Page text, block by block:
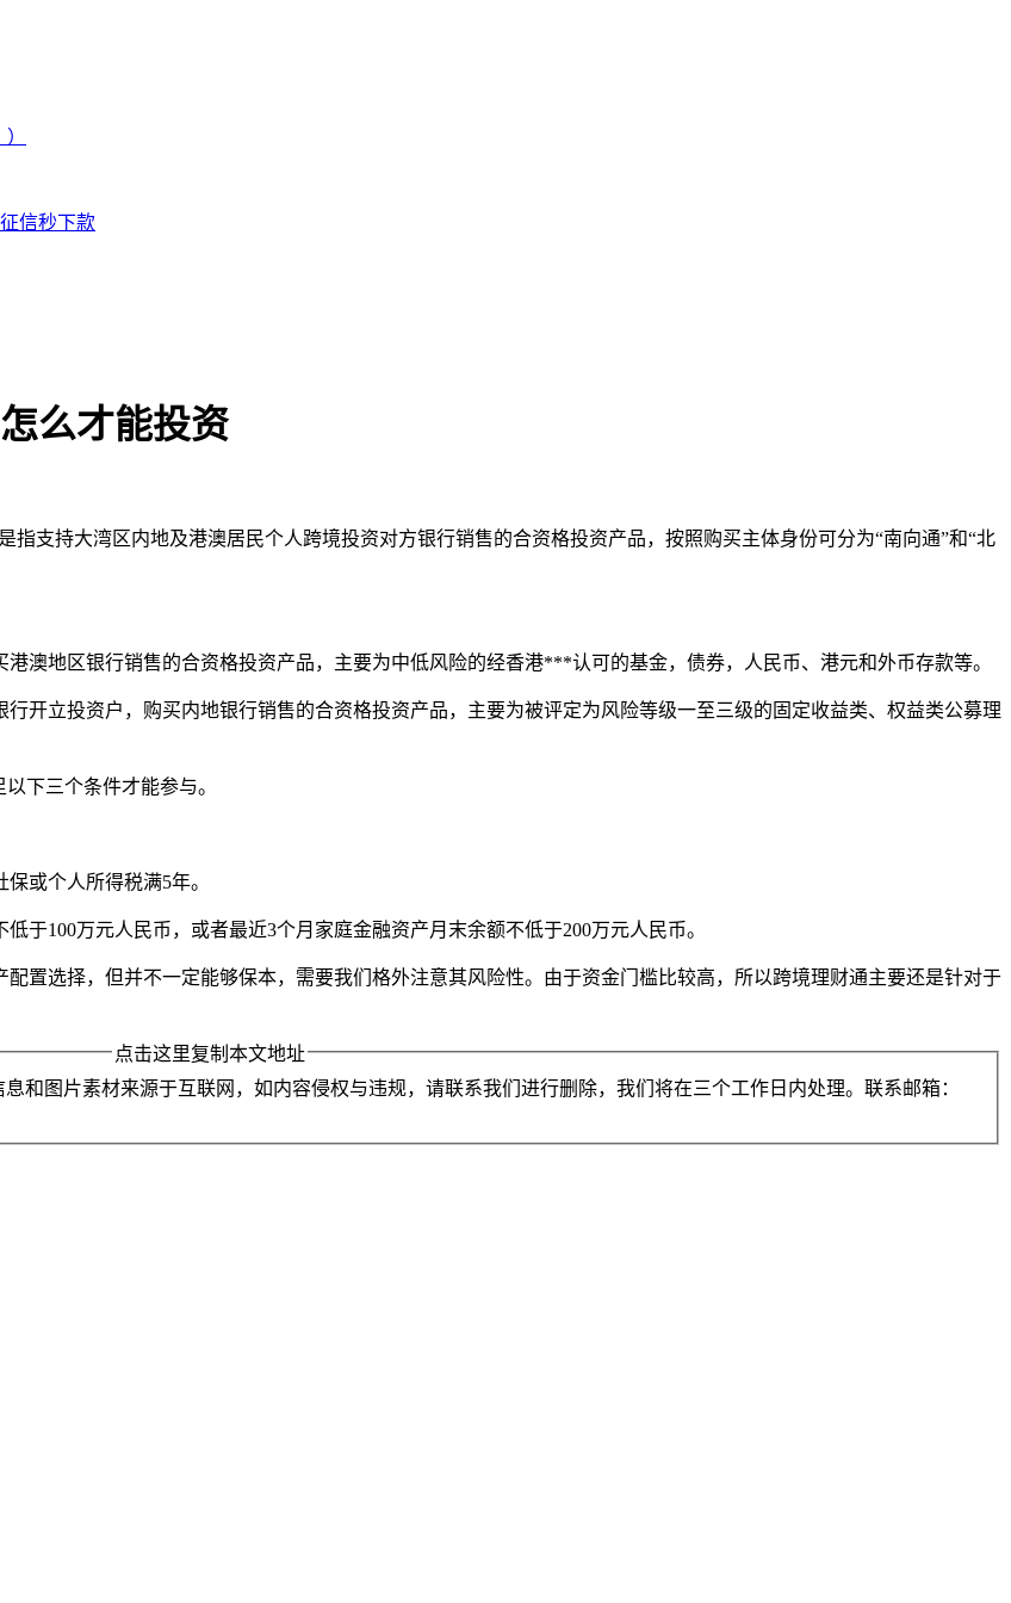
信秒下款
么才能投资
指支持大湾区内地及港澳居民个人跨境投资对方银行销售的合资格投资产品，按照购买主体身份可分为“南向通”和“北
澳地区银行销售的合资格投资产品，主要为中低风险的经香港***认可的基金，债券，人民币、港元和外币存款等。
开立投资户，购买内地银行销售的合资格投资产品，主要为被评定为风险等级一至三级的固定收益类、权益类公募理
下三个条件才能参与。
或个人所得税满5年。
100万元人民币，或者最近3个月家庭金融资产月末余额不低于200万元人民币。
置选择，但并不一定能够保本，需要我们格外注意其风险性。由于资金门槛比较高，所以跨境理财通主要还是针对于
点击这里复制本文地址
和图片素材来源于互联网，如内容侵权与违规，请联系我们进行删除，我们将在三个工作日内处理。联系邮箱：